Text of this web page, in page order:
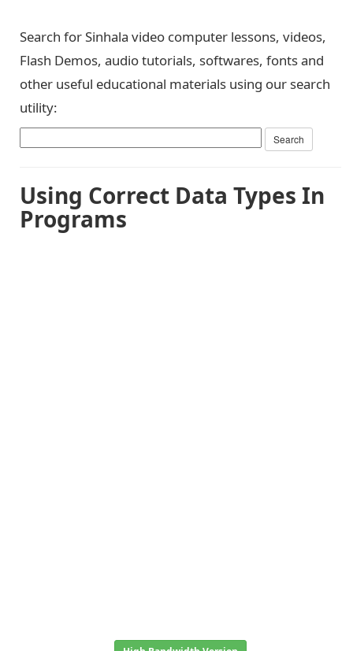
Search for Sinhala video computer lessons, videos,
Flash Demos, audio tutorials, softwares, fonts and
other useful educational materials using our search
utility:
Using Correct Data Types In
Programs